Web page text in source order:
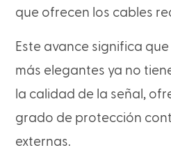
que ofrecen los cables
Este avance significa
más elegantes ya no
la calidad de la señal,
grado de protección
externas.